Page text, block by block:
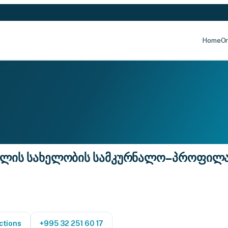
Home
სახელობის
+995 32 251 60 17